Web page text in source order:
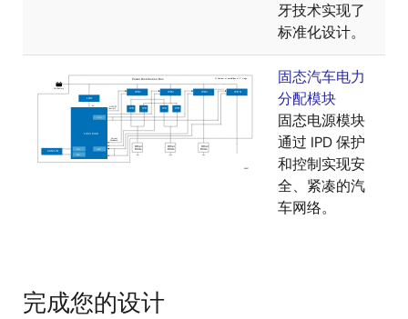
牙技术实现了
标准化设计。
固态汽车电力
分配模块
固态电源模块
通过 IPD 保护
和控制实现安
全、紧凑的汽
车网络。
完成您的设计